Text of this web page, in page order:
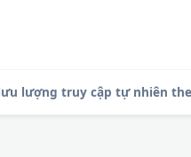
lượng truy cập tự nhiên